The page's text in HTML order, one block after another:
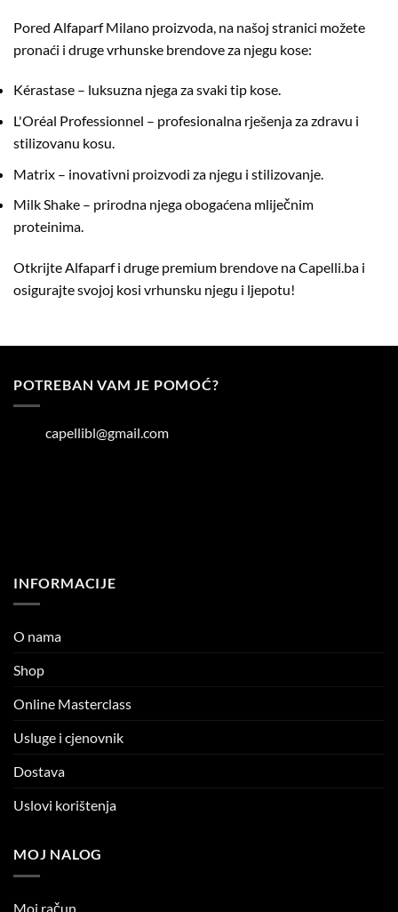
Pored Alfaparf Milano proizvoda, na našoj stranici možete
pronaći i druge vrhunske brendove za njegu kose:
Kérastase – luksuzna njega za svaki tip kose.
L'Oréal Professionnel – profesionalna rješenja za zdravu i
stilizovanu kosu.
Matrix – inovativni proizvodi za njegu i stilizovanje.
Milk Shake – prirodna njega obogaćena mliječnim
proteinima.
Otkrijte Alfaparf i druge premium brendove naCapelli.ba i
osigurajte svojoj kosi vrhunsku njegu i ljepotu!
POTREBAN VAM JE POMOĆ?
capellibl@gmail.com
INFORMACIJE
O nama
Shop
Online Masterclass
Usluge i cjenovnik
Dostava
Uslovi korištenja
MOJ NALOG
Moj račun